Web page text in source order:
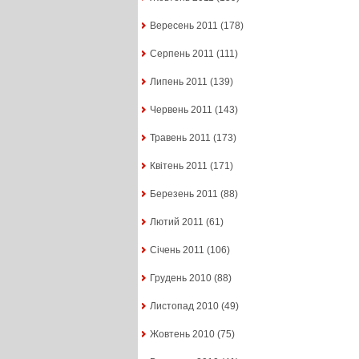
Вересень 2011 (178)
Серпень 2011 (111)
Липень 2011 (139)
Червень 2011 (143)
Травень 2011 (173)
Квітень 2011 (171)
Березень 2011 (88)
Лютий 2011 (61)
Січень 2011 (106)
Грудень 2010(88)
Листопад 2010(49)
Жовтень 2010(75)